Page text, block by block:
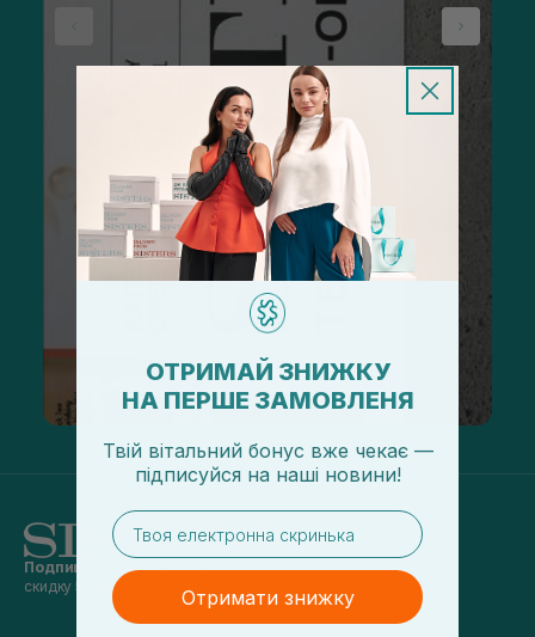
Подпишись на наши новостии получай
скидку 5% на первый заказ
ОТРИМАЙ ЗНИЖКУ
НА ПЕРШЕ ЗАМОВЛЕНЯ
Твій вітальний бонус вже чекає —
підписуйся на наші новини!
email
Отримати знижку